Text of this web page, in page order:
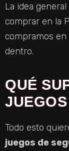
La idea
comprar en la
compramos en
dentro.
QUÉ
Todo esto
juegos de